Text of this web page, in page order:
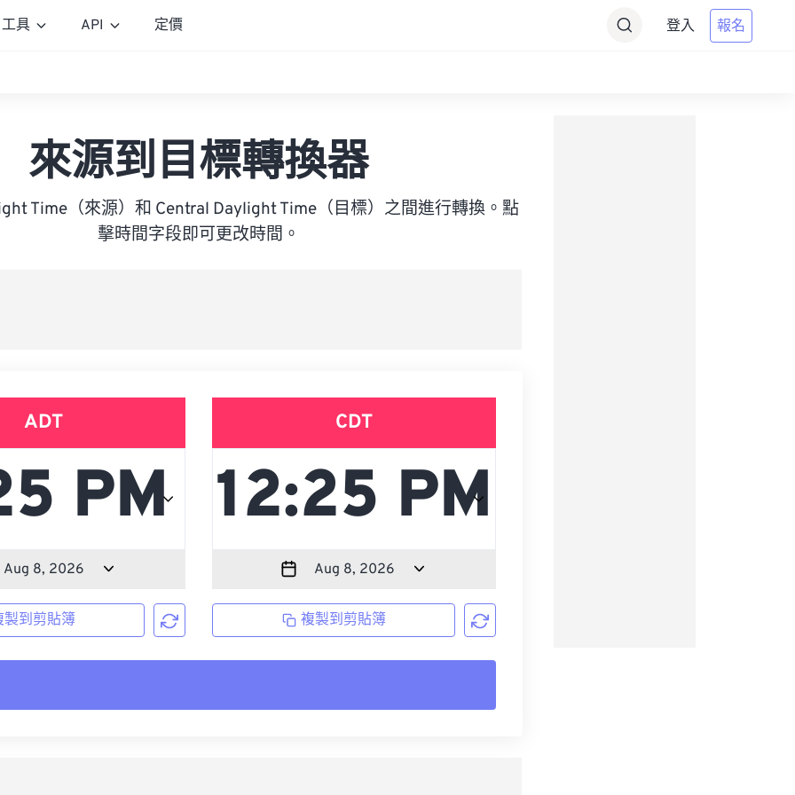
工具 API 定價 登入 報名
來源到目標轉換器
Time（來源）和 Central Daylight Time（目標）之間進行轉換。點
擊時間字段即可更改時間。
ADT
製到剪貼簿
CDT
複製到剪貼簿